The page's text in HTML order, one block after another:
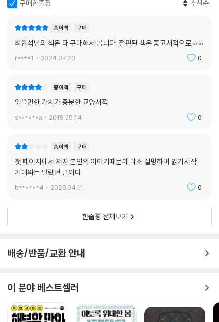
는다. 토막 난 영화 필름은 우리 눈에 연속된 장면으로 보인다. 지극히 정상
그렇게 감각-지각 과정은 감각한 그대로 외부세상을 지각하지 않는다. 또
다시 말하지만 ‘나’의 세상은 나의 신경계와 뇌가 만들어낸 경험. 그렇다면
각하는 세상인가? 같은 공간에 있는 너와 나의 세상은 동일한가? 또 실재
가 세상을 지각하는 의식 경험의 폭이 넓어지지 않을까….
- 오래도록 고민한 인식론, 그리고 현대과학의 마지막 개척지, 뇌
지각 과정에 대한 설명이 있다. 감각-지각-인식을 설명하려는 또 한 가지
학문인 인지심리학 역시 이 책에서 다루는 감각 논의의 연장선상에 있다.
3장 ‘감각론의 역사’에 들어가면 데모크리토스, 플라톤, 아리스토텔레스
와 있다. 신경과학, 심리학, 철학이 자연과학과 인문과학의 틈새를 메우는
자연스러운 통섭이다. 그런가 하면 저자는 우리가 일상생활에서 수도 없이
쉽게 풀어내었다. 가령 우리가 늘 겪는 우리 몸의 반응이건만 그 작용 원리
에 대해서는 연예인의 사생활만큼도 모르고 있기가 일쑤인 귀울림(이명),
아우르는 유연함을 보여 준다.
구매한줄평 추천순
종이책 구매
최현석님의 책은 다 구매해서 봅니다. 절판된 책은 중고서적으로ㅎㅎ
r****1 2024.07.20. 0
종이책 구매
읽을만한 가치가 충분한 교양서적
s******a 2019.09.14. 0
종이책 구매
첫 페이지에서 저자 본인의 이야기때문에 다소 실망하며 읽기시작.
기대와는 달랐던 글이다.
b******4 2026.04.11. 0
한줄평 전체보기
배송/반품/교환 안내
이 분야 베스트셀러